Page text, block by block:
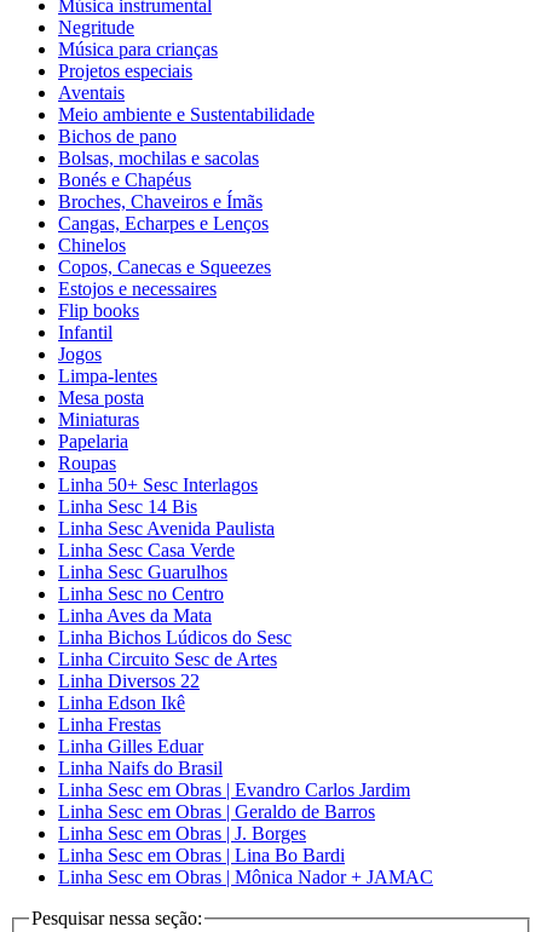
Música instrumental
Negritude
Música para crianças
Projetos especiais
Aventais
Meio ambiente e Sustentabilidade
Bichos de pano
Bolsas, mochilas e sacolas
Bonés e Chapéus
Broches, Chaveiros e Ímãs
Cangas, Echarpes e Lenços
Chinelos
Copos, Canecas e Squeezes
Estojos e necessaires
Flip books
Infantil
Jogos
Limpa-lentes
Mesa posta
Miniaturas
Papelaria
Roupas
Linha 50+ Sesc Interlagos
Linha Sesc 14 Bis
Linha Sesc Avenida Paulista
Linha Sesc Casa Verde
Linha Sesc Guarulhos
Linha Sesc no Centro
Linha Aves da Mata
Linha Bichos Lúdicos do Sesc
Linha Circuito Sesc de Artes
Linha Diversos 22
Linha Edson Ikê
Linha Frestas
Linha Gilles Eduar
Linha Naifs do Brasil
Linha Sesc em Obras | Evandro Carlos Jardim
Linha Sesc em Obras | Geraldo de Barros
Linha Sesc em Obras | J. Borges
Linha Sesc em Obras | Lina Bo Bardi
Linha Sesc em Obras | Mônica Nador + JAMAC
Pesquisar nessa seção: